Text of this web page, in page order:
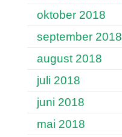
oktober 2018
september 2018
august 2018
juli 2018
juni 2018
mai 2018